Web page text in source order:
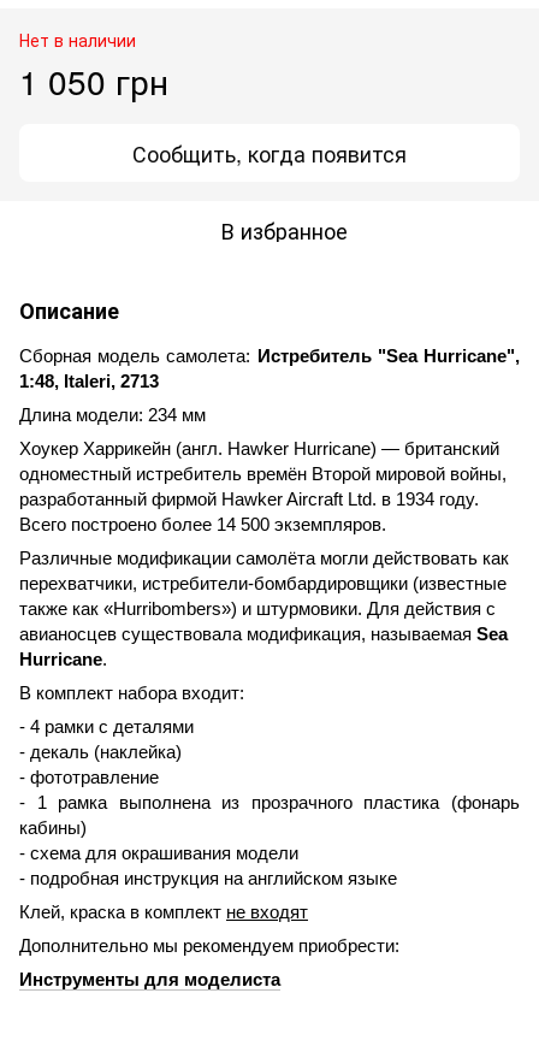
Нет в наличии
1 050 грн
Сообщить, когда появится
В избранное
Описание
Сборная модель самолета: Истребитель "Sea Hurricane",
1:48, Italeri, 2713
Длина модели: 234 мм
Хоукер Харрикейн (англ. Hawker Hurricane) — британский
одноместный истребитель времён Второй мировой войны,
разработанный фирмой Hawker Aircraft Ltd. в 1934 году.
Всего построено более 14 500 экземпляров.
Различные модификации самолёта могли действовать как
перехватчики, истребители-бомбардировщики (известные
также как «Hurribombers») и штурмовики. Для действия с
авианосцев существовала модификация, называемая Sea
Hurricane.
В комплект набора входит:
- 4 рамки с деталями
- декаль (наклейка)
- фототравление
- 1 рамка выполнена из прозрачного пластика (фонарь
кабины)
- схема для окрашивания модели
- подробная инструкция на английском языке
Клей, краска в комплект не входят
Дополнительно мы рекомендуем приобрести:
Инструменты для моделиста